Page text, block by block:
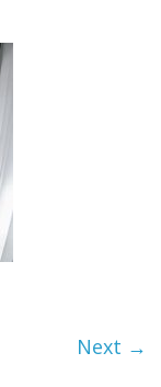
Next →